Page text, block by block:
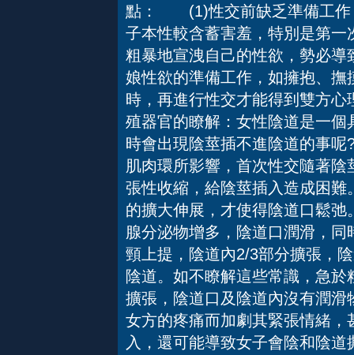
點： (1)性交前缺乏準備工作
子本性較含蓄害羞，特別是第
粗暴地宣洩自己的性欲，勢必
娘性欲的準備工作，如擁抱、
時，再進行性交才能得到雙方
殖器官的瞭解：女性陰道是一
時會出現陰莖插不進陰道的事
肌肉環所影響，首次性交隨著
張性收縮，給陰莖插入造成困
的擴大伸展，才使得陰道口鬆
腺分泌物增多，陰道口潤滑，
頸上提，陰道內2/3部分擴張，
陰道。如不瞭解這些常識，急
擴張，陰道口及陰道內沒有潤
女方的疼痛而加劇其緊張情緒
入，還可能導致女子會陰和陰